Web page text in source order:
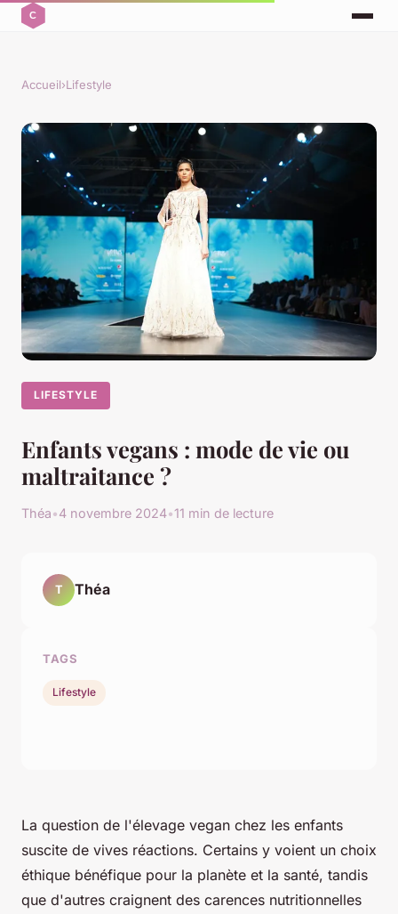
Accueil›Lifestyle
LIFESTYLE
Enfants vegans : mode de vie ou
maltraitance ?
Théa•4 novembre 2024•11 min de lecture
La question de l'élevage vegan chez les enfants
suscite de vives réactions. Certains y voient un choix
éthique bénéfique pour la planète et la santé, tandis
que d'autres craignent des carences nutritionnelles
T Théa
TAGS
Lifestyle